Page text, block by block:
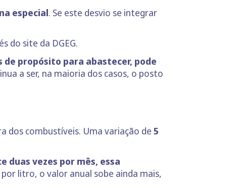
especial. Se este desvio se integrar
do site da DGEG.
propósito para abastecer, pode
a ser, na maioria dos casos, o posto
dos combustíveis. Uma variação de 5
duas vezes por mês, essa
litro, o valor anual sobe ainda mais,